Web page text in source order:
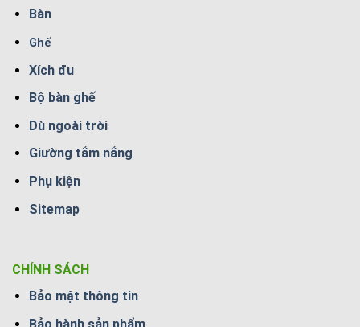
Bàn
Ghế
Xích đu
Bộ bàn ghế
Dù ngoài trời
Giường tắm nắng
Phụ kiện
Sitemap
CHÍNH SÁCH
Bảo mật thông tin